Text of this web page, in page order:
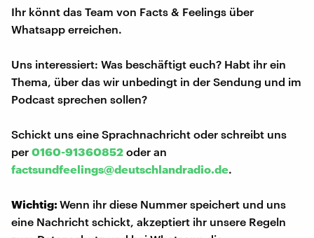
Ihr könnt das Team von Facts & Feelings über
Whatsapp erreichen.
Uns interessiert: Was beschäftigt euch? Habt ihr ein
Thema, über das wir unbedingt in der Sendung und im
Podcast sprechen sollen?
Schickt uns eine Sprachnachricht oder schreibt uns
per 0160-91360852 oder an
factsundfeelings@deutschlandradio.de.
Wichtig:Wenn ihr diese Nummer speichert und uns
eine Nachricht schickt, akzeptiert ihr unsere Regeln